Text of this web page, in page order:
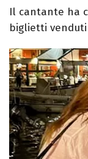
Il cantante ha
biglietti venduti